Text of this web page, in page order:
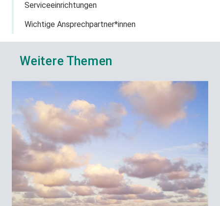
Serviceeinrichtungen
Wichtige Ansprechpartner*innen
Weitere Themen